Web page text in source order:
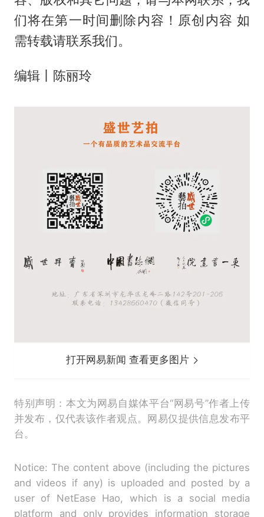
们将在第一时间删除内容！原创内容 如
需转载请联系我们。
编辑丨陈丽玲
打开网易新闻 查看更多图片
特别声明：本文为网易自媒体平台“网易号”作者上传
并发布，仅代表该作者观点。网易仅提供信息发布平
台。
Notice: The content above (including the pictures
and videos if any) is uploaded and posted by a
user of NetEase Hao, which is a social media
platform and only provides information storage